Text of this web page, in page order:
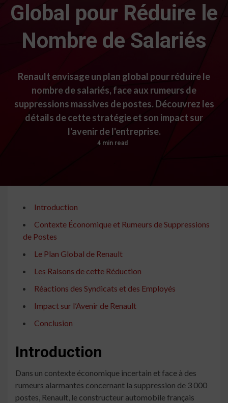
Global pour Réduire le
Nombre de Salariés
Renault envisage un plan global pour réduire le
nombre de salariés, face aux rumeurs de
suppressions massives de postes. Découvrez les
détails de cette stratégie et son impact sur
l'avenir de l'entreprise.
4 min read
Introduction
Contexte Économique et Rumeurs de Suppressions
de Postes
Le Plan Global de Renault
Les Raisons de cette Réduction
Réactions des Syndicats et des Employés
Impact sur l’Avenir de Renault
Conclusion
Introduction
Dans un contexte économique incertain et face à des
rumeurs alarmantes concernant la suppression de 3 000
postes, Renault, le constructeur automobile français